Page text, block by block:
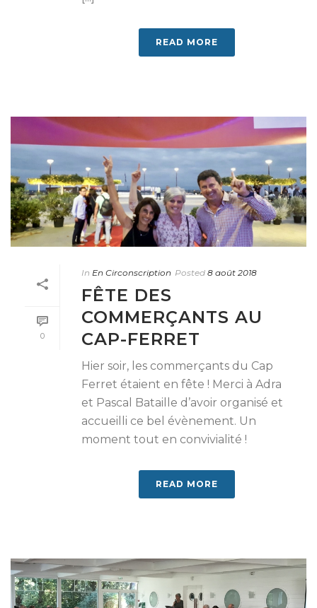
READ MORE
0
In En Circonscription Posted 8 août 2018
FÊTE DES
COMMERÇANTS AU
CAP-FERRET
Hier soir, les commerçants du Cap
Ferret étaient en fête ! Merci à Adra
et Pascal Bataille d’avoir organisé et
accueilli ce bel évènement. Un
moment tout en convivialité !
READ MORE